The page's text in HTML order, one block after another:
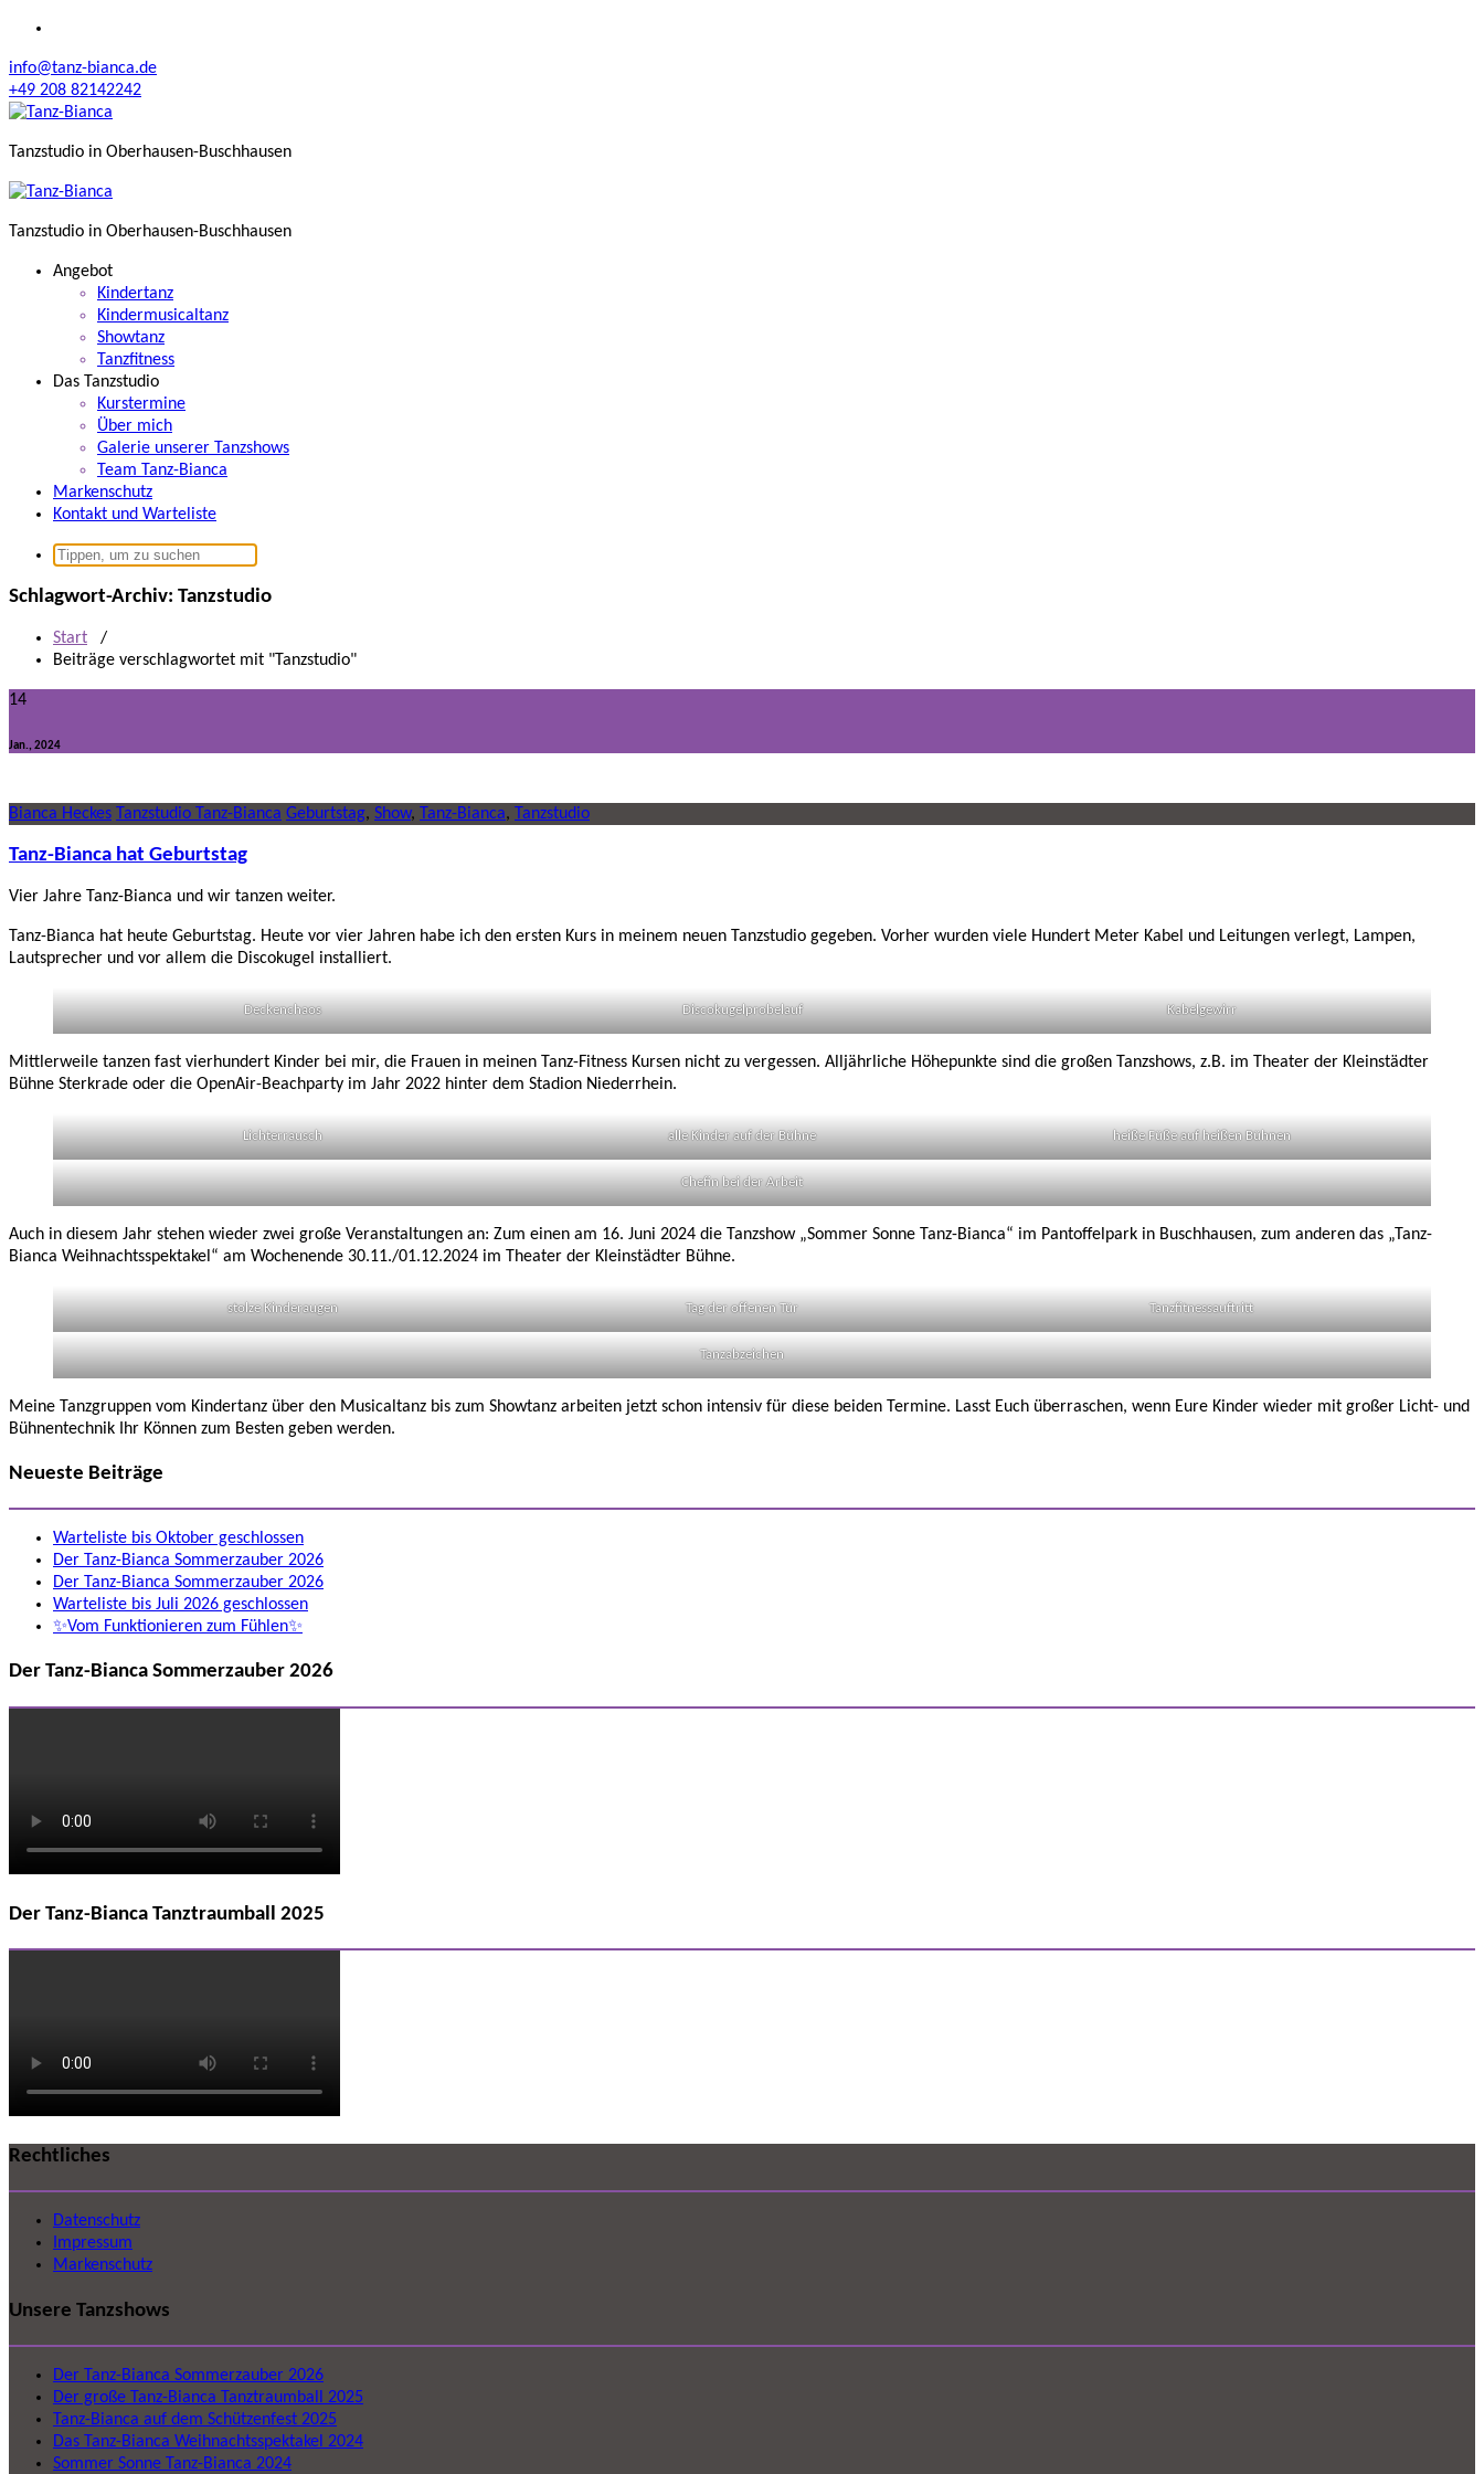
Zum
springen
info@tanz-bianca.de
+49 208 82142242
Tanzstudio in Oberhausen-Buschhausen
Tanzstudio in Oberhausen-Buschhausen
Angebot
Kindertanz
Kindermusicaltanz
Showtanz
Tanzfitness
Das Tanzstudio
Kurstermine
Über mich
Galerie unserer Tanzshows
Team Tanz-Bianca
Markenschutz
Kontakt und Warteliste
Suchen
Schlagwort-Archiv: Tanzstudio
Start /
Beiträge verschlagwortet mit "Tanzstudio"
14
Jan., 2024
Bianca Heckes Tanzstudio Tanz-Bianca Geburtstag, Show, Tanz-Bianca, Tanzstudio
Tanz-Bianca hat Geburtstag
Vier Jahre Tanz-Bianca und wir tanzen weiter.
Tanz-Bianca hat heute Geburtstag. Heute vor vier Jahren habe ich den ersten Kurs in meinem neuen Tanzstudio gegeben. Vorher wurden viele Hundert Meter Kabel und Leitungen verlegt, Lampen,
Lautsprecher und vor allem die Discokugel installiert.
Deckenchaos Discokugelprobelauf Kabelgewirr
Mittlerweile tanzen fast vierhundert Kinder bei mir, die Frauen in meinen Tanz-Fitness Kursen nicht zu vergessen. Alljährliche Höhepunkte sind die großen Tanzshows, z.B. im Theater der Kleinstädter
Bühne Sterkrade oder die OpenAir-Beachparty im Jahr 2022 hinter dem Stadion Niederrhein.
Lichterrausch alle Kinder auf der Bühne heiße Füße auf heißen Bühnen
Chefin bei der Arbeit
Auch in diesem Jahr stehen wieder zwei große Veranstaltungen an: Zum einen am 16. Juni 2024 die Tanzshow „Sommer Sonne Tanz-Bianca“ im Pantoffelpark in Buschhausen, zum anderen das „Tanz-
Bianca Weihnachtsspektakel“ am Wochenende 30.11./01.12.2024 im Theater der Kleinstädter Bühne.
stolze Kinderaugen Tag der offenen Tür Tanzfitnessauftritt
Tanzabzeichen
Meine Tanzgruppen vom Kindertanz über den Musicaltanz bis zum Showtanz arbeiten jetzt schon intensiv für diese beiden Termine. Lasst Euch überraschen, wenn Eure Kinder wieder mit großer Licht- und
Bühnentechnik Ihr Können zum Besten geben werden.
Neueste Beiträge
Warteliste bis Oktober geschlossen
Der Tanz-Bianca Sommerzauber 2026
Der Tanz-Bianca Sommerzauber 2026
Warteliste bis Juli 2026 geschlossen
✨Vom Funktionieren zum Fühlen✨
Der Tanz-Bianca Sommerzauber 2026
Der Tanz-Bianca Tanztraumball 2025
Rechtliches
Datenschutz
Impressum
Markenschutz
Unsere Tanzshows
Der Tanz-Bianca Sommerzauber 2026
Der große Tanz-Bianca Tanztraumball 2025
Tanz-Bianca auf dem Schützenfest 2025
Das Tanz-Bianca Weihnachtsspektakel 2024
Sommer Sonne Tanz-Bianca 2024